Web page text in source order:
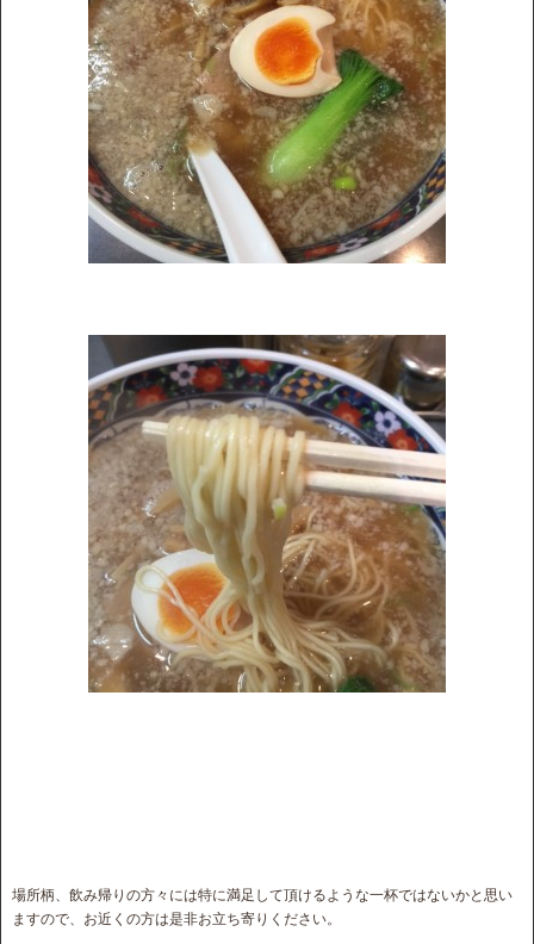
場所柄、飲み帰りの方々には特に満足して頂けるような一杯ではないかと思い
ますので、お近くの方は是非お立ち寄りください。